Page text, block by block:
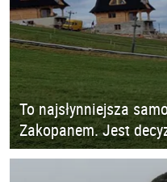
To najsłynniejsza
Zakopanem. Jest